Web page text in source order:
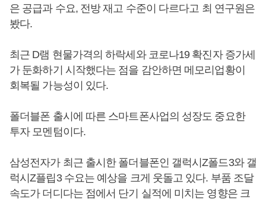
은 공급과 수요, 전방 재고 수준이 다르다고 최 연구원은
봤다.
최근 D램 현물가격의 하락세와 코로나19 확진자 증가세
가 둔화하기 시작했다는 점을 감안하면 메모리업황이
회복될 가능성이 있다.
폴더블폰 출시에 따른 스마트폰사업의 성장도 중요한
투자 모멘텀이다.
삼성전자가 최근 출시한 폴더블폰인 갤럭시Z폴드3와 갤
럭시Z플립3 수요는 예상을 크게 웃돌고 있다. 부품 조달
속도가 더디다는 점에서 단기 실적에 미치는 영향은 크